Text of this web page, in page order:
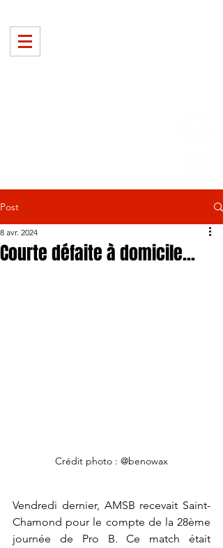
Post
Courte défaite à domicile...
8 avr. 2024
Crédit photo : @benowax
Vendredi dernier, AMSB recevait Saint-
Chamond pour le compte de la 28ème
journée de Pro B. Ce match était